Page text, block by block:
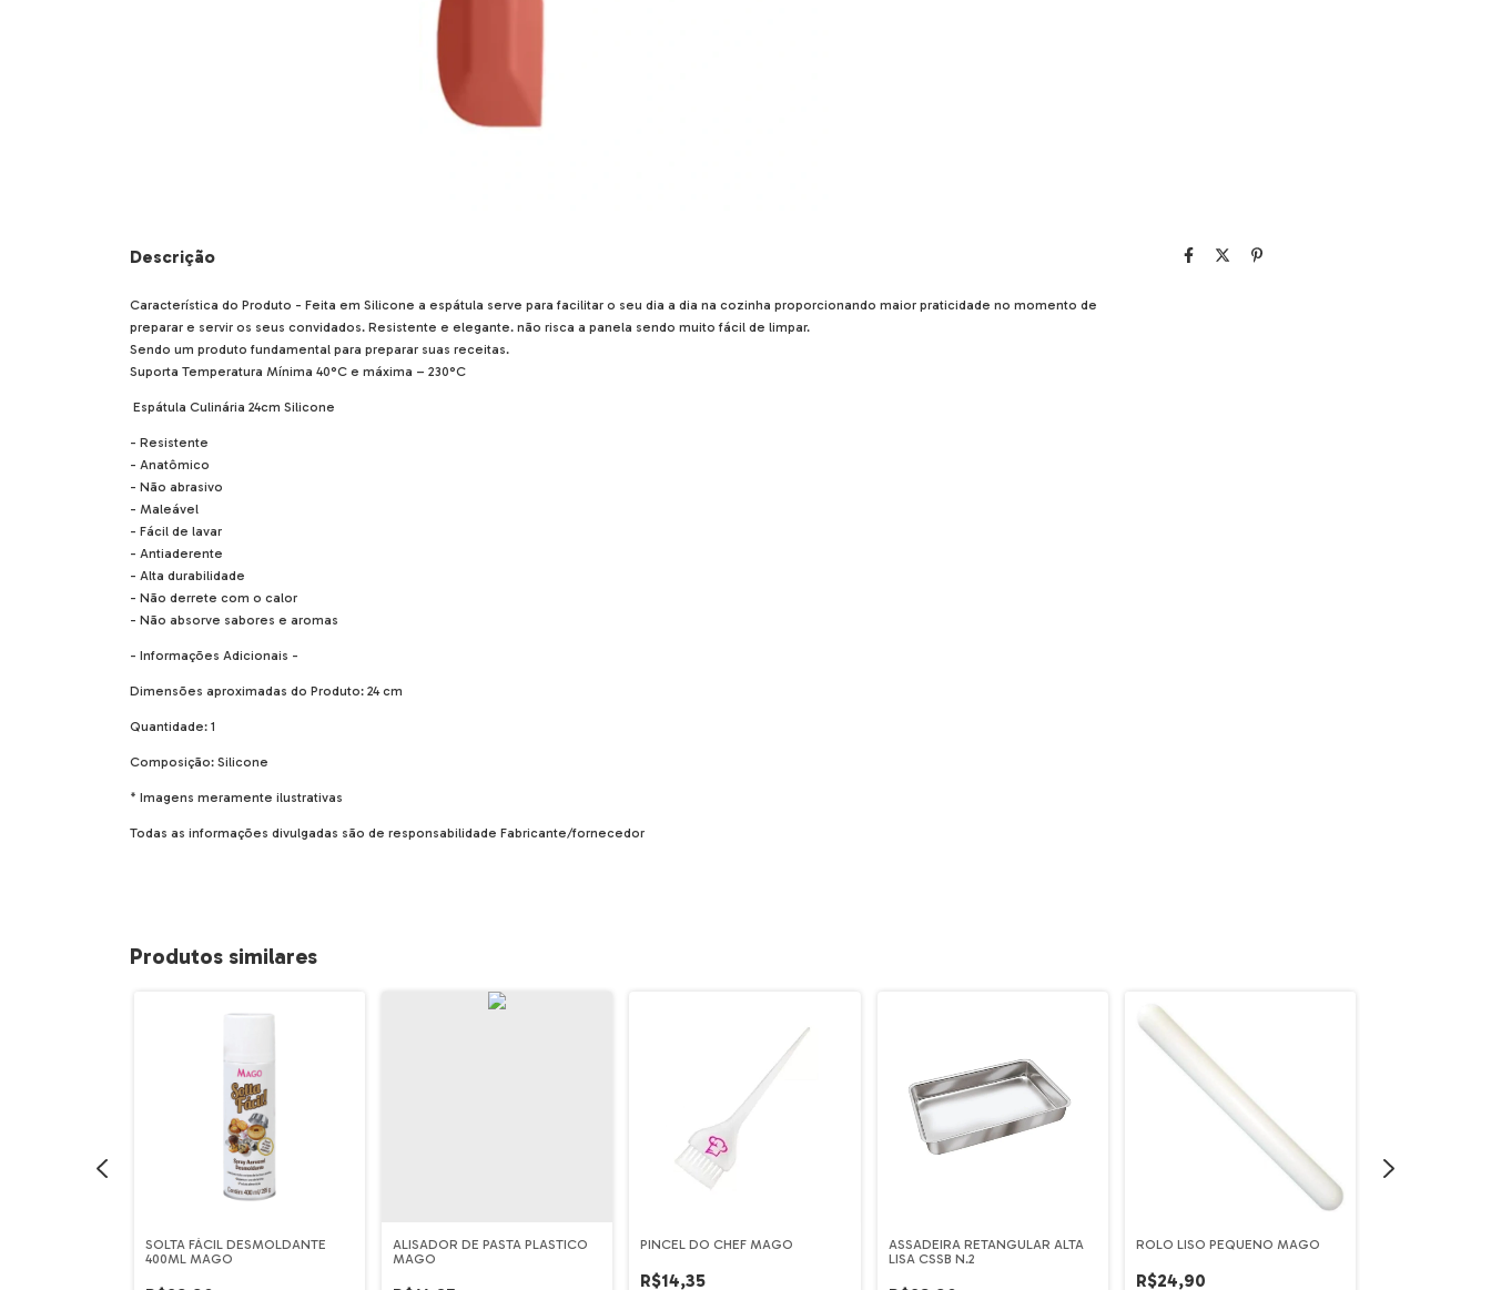
Descrição
Característica do Produto - Feita em Silicone a espátula serve para facilitar o seu dia a dia na cozinha proporcionando maior praticidade no momento de
preparar e servir os seus convidados. Resistente e elegante. não risca a panela sendo muito fácil de limpar.
Sendo um produto fundamental para preparar suas receitas.
Suporta Temperatura Mínima 40°C e máxima – 230°C
Espátula Culinária 24cm Silicone
- Resistente
- Anatômico
- Não abrasivo
- Maleável
- Fácil de lavar
- Antiaderente
- Alta durabilidade
- Não derrete com o calor
- Não absorve sabores e aromas
- Informações Adicionais -
Dimensões aproximadas do Produto: 24 cm
Quantidade: 1
Composição: Silicone
* Imagens meramente ilustrativas
Todas as informações divulgadas são de responsabilidade Fabricante/fornecedor
Produtos similares
SOLTA FÁCIL DESMOLDANTE
400ML MAGO
ALISADOR DE PASTA PLASTICO
MAGO
PINCEL DO CHEF MAGO
R$14,35
ASSADEIRA RETANGULAR ALTA
LISA CSSB N.2
ROLO LISO PEQUENO MAGO
R$24,90